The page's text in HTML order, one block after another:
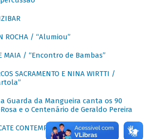
ROCHA / “Alumiou”
MAIA / “Encontro de Bambas”
SACRAMENTO E NINA WIRTTI /
Guarda da Mangueira canta os 90
e o Centenário de Geraldo Pereira
CONTEMPORÂNEO